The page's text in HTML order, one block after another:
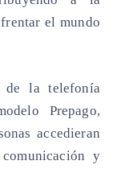
el mundo
de la telefonía
Prepago,
accedieran
y